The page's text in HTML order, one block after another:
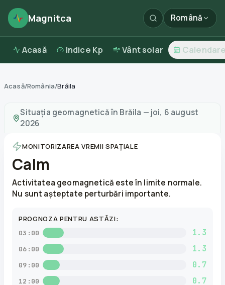
Magnitca Română
Acasă Indice Kp Vânt solar
Acasă/România/Brăila
Situația geomagnetică în Brăila — joi, 6 august
2026
MONITORIZAREA VREMII SPAȚIALE
Calm
Activitatea geomagnetică este în limite normale.
Nu sunt așteptate perturbări importante.
PROGNOZA PENTRU ASTĂZI:
03:00 1.3
06:00 1.3
09:00 0.7
12:00 0.7